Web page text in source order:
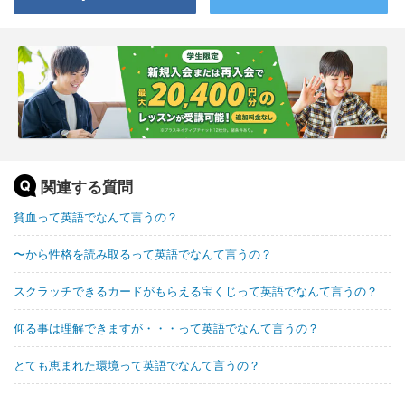
関連する質問
貧血って英語でなんて言うの？
〜から性格を読み取るって英語でなんて言うの？
スクラッチできるカードがもらえる宝くじって英語でなんて言うの？
仰る事は理解できますが・・・って英語でなんて言うの？
とても恵まれた環境って英語でなんて言うの？